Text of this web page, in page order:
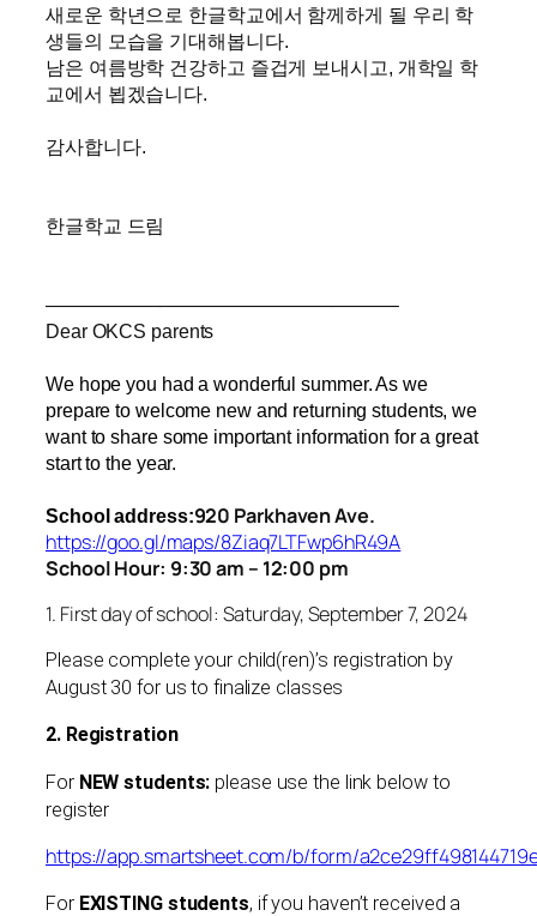
새로운 학년으로 한글학교에서 함께하게 될 우리 학
생들의 모습을 기대해봅니다.
남은 여름방학 건강하고 즐겁게 보내시고, 개학일 학
교에서 뵙겠습니다.
감사합니다.
한글학교 드림
——————————————————–
Dear OKCS parents
We hope you had a wonderful summer. As we
prepare to welcome new and returning students, we
want to share some important information for a great
start to the year.
School address:920 Parkhaven Ave.
https://goo.gl/maps/8Ziaq7LTFwp6hR49A
School Hour: 9:30 am – 12:00 pm
1. First day of school: Saturday, September 7, 2024
Please complete your child(ren)’s registration by
August 30 for us to finalize classes
2. Registration
For NEW students: please use the link below to
register
https://app.smartsheet.com/b/form/
For EXISTING students, if you haven’t received a